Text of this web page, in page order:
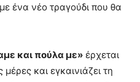
ένα νέο τραγούδι που θα
και πούλα με» έρχεται
και εγκαινιάζει τη